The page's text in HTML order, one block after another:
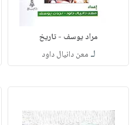
مراد يوسف - تاريخ
لـ معن دانيال داود